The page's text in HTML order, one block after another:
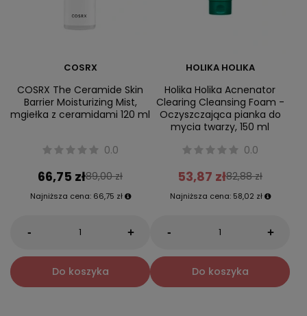
COSRX
COSRX The Ceramide Skin
Barrier Moisturizing Mist,
mgiełka z ceramidami 120 ml
0.0
66,75 zł89,00 zł
Najniższa cena: 66,75 zł
- +
Do koszyka
HOLIKA HOLIKA
Holika Holika Acnenator
Clearing Cleansing Foam -
Oczyszczająca pianka do
mycia twarzy, 150 ml
0.0
53,87 zł82,88 zł
Najniższa cena: 58,02 zł
- +
Do koszyka